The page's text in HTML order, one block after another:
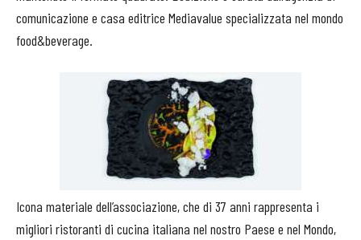
comunicazione e casa editrice Mediavalue specializzata nel mondo
food&beverage.
Icona materiale dell’associazione, che di 37 anni rappresenta i
migliori ristoranti di cucina italiana nel nostro Paese e nel Mondo,